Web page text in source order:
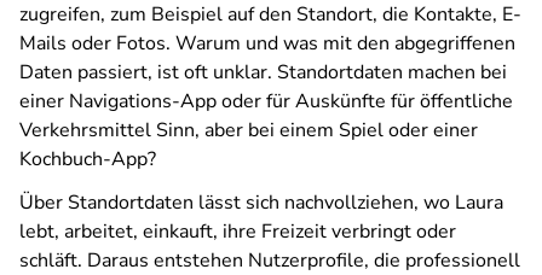
zugreifen, zum Beispiel auf den Standort, die Kontakte, E-
Mails oder Fotos. Warum und was mit den abgegriffenen
Daten passiert, ist oft unklar. Standortdaten machen bei
einer Navigations-App oder für Auskünfte für öffentliche
Verkehrsmittel Sinn, aber bei einem Spiel oder einer
Kochbuch-App?
Über Standortdaten lässt sich nachvollziehen, wo Laura
lebt, arbeitet, einkauft, ihre Freizeit verbringt oder
schläft. Daraus entstehen Nutzerprofile, die professionell